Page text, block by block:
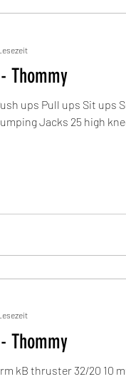
- Thommy
ups Pull ups Sit ups
Jacks 25 high
- Thommy
kB thruster 32/20 10